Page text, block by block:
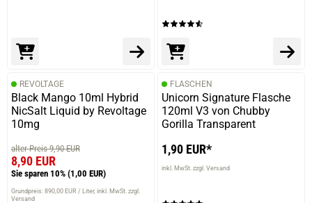
REVOLTAGE
Black Mango 10ml Hybrid
NicSalt Liquid by Revoltage
10mg
alter Preis 9,90 EUR
8,90 EUR
Sie sparen 10% (1,00 EUR)
Grundpreis: 890,00 EUR / Liter inkl. MwSt. zzgl.
Versand
FLASCHEN
Unicorn Signature Flasche
120ml V3 von Chubby
Gorilla Transparent
1,90 EUR*
inkl. MwSt. zzgl. Versand